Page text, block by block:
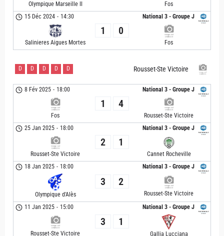
Olympique Marseille II
Fos
National 3 - Groupe J
15 Déc 2024 - 14:30
Salinieres Aigues Mortes
1 0
Fos
Rousset-Ste Victoire
D D D D D
National 3 - Groupe J
8 Fév 2025 - 18:00
Fos
1 4
Rousset-Ste Victoire
National 3 - Groupe J
25 Jan 2025 - 18:00
Rousset-Ste Victoire
2 1
Cannet Rocheville
National 3 - Groupe J
18 Jan 2025 - 18:00
Olympique d'Alès
3 2
Rousset-Ste Victoire
National 3 - Groupe J
11 Jan 2025 - 15:00
Rousset-Ste Victoire
3 1
Gallia Lucciana